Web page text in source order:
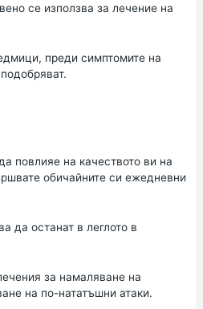
се използва за лечение на
преди симптомите на
повлияе на качеството ви на
обичайните си ежедневни
да останат в леглото в
за намаляване на
на по-нататъшни атаки.